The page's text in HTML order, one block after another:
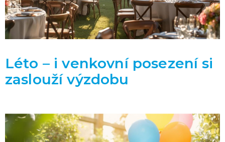
Léto – i venkovní posezení si
zaslouží výzdobu